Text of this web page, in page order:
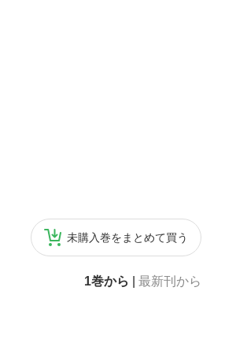
未購入巻をまとめて買う
1巻から 最新刊から